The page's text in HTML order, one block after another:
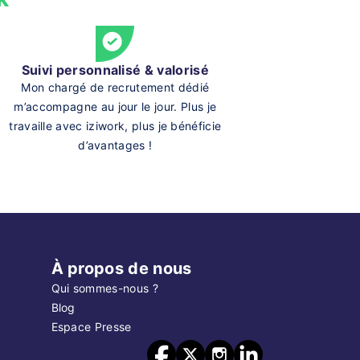
Suivi personnalisé & valorisé
Mon chargé de recrutement dédié
m’accompagne au jour le jour. Plus je
travaille avec iziwork, plus je bénéficie
d’avantages !
À propos de nous
Qui sommes-nous ?
Blog
Espace Presse